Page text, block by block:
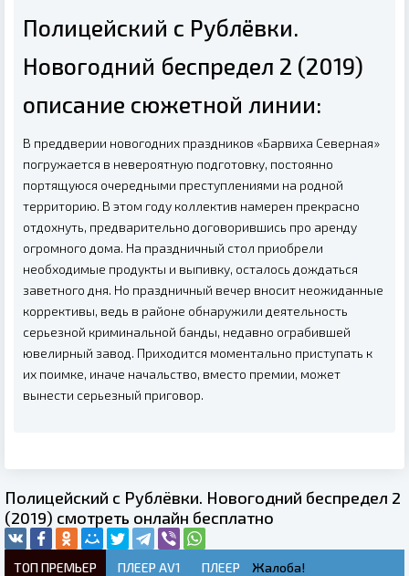
Полицейский с Рублёвки.
Новогодний беспредел 2 (2019)
описание сюжетной линии:
В преддверии новогодних праздников «Барвиха Северная»
погружается в невероятную подготовку, постоянно
портящуюся очередными преступлениями на родной
территорию. В этом году коллектив намерен прекрасно
отдохнуть, предварительно договорившись про аренду
огромного дома. На праздничный стол приобрели
необходимые продукты и выпивку, осталось дождаться
заветного дня. Но праздничный вечер вносит неожиданные
коррективы, ведь в районе обнаружили деятельность
серьезной криминальной банды, недавно ограбившей
ювелирный завод. Приходится моментально приступать к
их поимке, иначе начальство, вместо премии, может
вынести серьезный приговор.
Полицейский с Рублёвки. Новогодний беспредел 2
(2019) смотреть онлайн бесплатно
ТОП ПРЕМЬЕР ПЛЕЕР AV1 ПЛЕЕР Жалоба!